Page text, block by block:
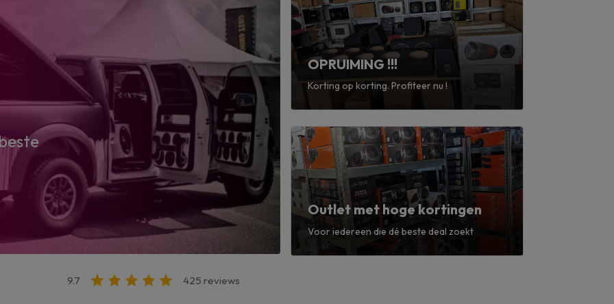
OPRUIMING !!!
Korting op korting. Profiteer nu !
Outlet met hoge kortingen
Voor iedereen die dé beste deal zoekt
9.7 425 reviews